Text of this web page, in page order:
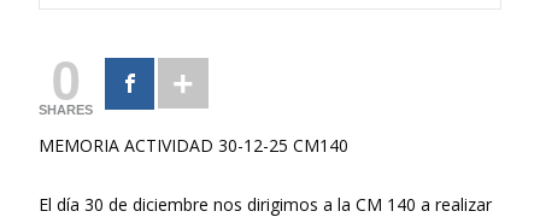
0
SHARES
MEMORIA ACTIVIDAD 30-12-25 CM140
El día 30 de diciembre nos dirigimos a la CM 140 a realizar